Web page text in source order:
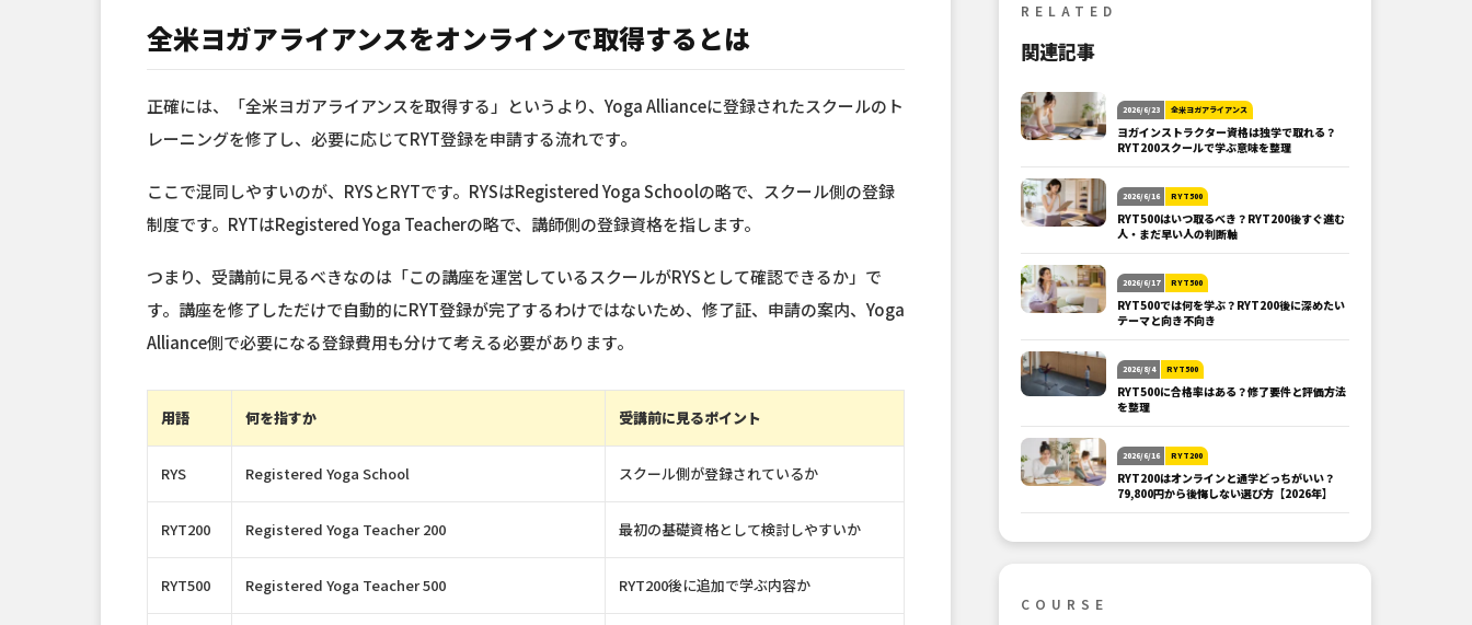
全米ヨガアライアンスをオンラインで取得するとは
正確には、「全米ヨガアライアンスを取得する」というより、Yoga Allianceに登録されたスクールのト
レーニングを修了し、必要に応じてRYT登録を申請する流れです。
ここで混同しやすいのが、RYSとRYTです。RYSはRegistered Yoga Schoolの略で、スクール側の登録
制度です。RYTはRegistered Yoga Teacherの略で、講師側の登録資格を指します。
つまり、受講前に見るべきなのは「この講座を運営しているスクールがRYSとして確認できるか」で
す。講座を修了しただけで自動的にRYT登録が完了するわけではないため、修了証、申請の案内、Yoga
Alliance側で必要になる登録費用も分けて考える必要があります。
用語 何を指すか 受講前に見るポイント
RYS Registered Yoga School スクール側が登録されているか
RYT200 Registered Yoga Teacher 200 最初の基礎資格として検討しやすいか
RYT500 Registered Yoga Teacher 500 RYT200後に追加で学ぶ内容か
RELATED
関連記事
2026/6/23 全米ヨガアライアンス
ヨガインストラクター資格は独学で取れる？
RYT200スクールで学ぶ意味を整理
2026/6/16 RYT500
RYT500はいつ取るべき？RYT200後すぐ進む
人・まだ早い人の判断軸
2026/6/17 RYT500
RYT500では何を学ぶ？RYT200後に深めたい
テーマと向き不向き
2026/8/4 RYT500
RYT500に合格率はある？修了要件と評価方法
を整理
2026/6/16 RYT200
RYT200はオンラインと通学どっちがいい？
79,800円から後悔しない選び方【2026年】
COURSE